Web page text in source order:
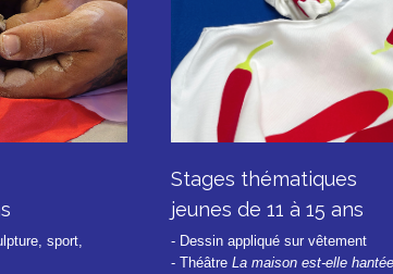
sport,
Stages thématiques
jeunes de 11 à 15 ans
- Dessin appliqué sur vêtement
- Théâtre La maison est-elle